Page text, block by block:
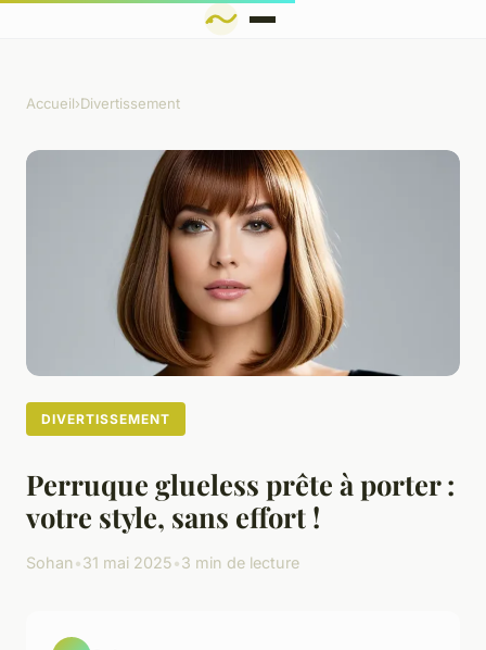
Accueil›Divertissement
DIVERTISSEMENT
Perruque glueless prête à porter :
votre style, sans effort !
Sohan•31 mai 2025•3 min de lecture